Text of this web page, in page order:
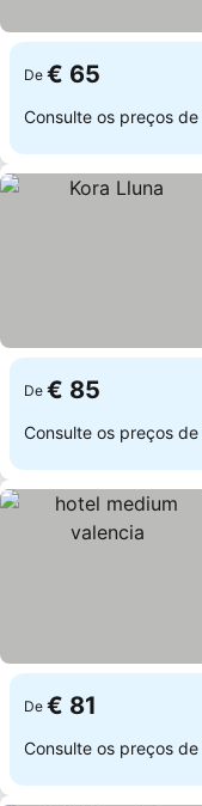
De € 65
Consulte os preços de
De € 85
Consulte os preços de
De € 81
Consulte os preços de